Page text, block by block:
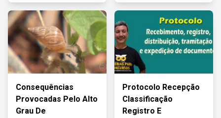
Consequências
Provocadas Pelo Alto
Grau De
Protocolo Recepção
Classificação
Registro E